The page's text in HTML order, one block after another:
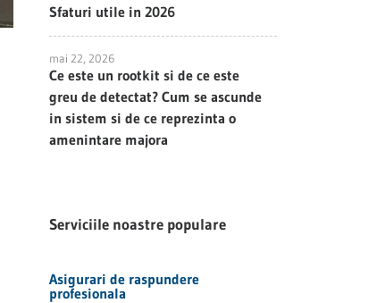
Sfaturi utile in 2026
mai 22, 2026
Ce este un rootkit si de ce este
greu de detectat? Cum se ascunde
in sistem si de ce reprezinta o
amenintare majora
Serviciile noastre populare
Asigurari de raspundere
profesionala